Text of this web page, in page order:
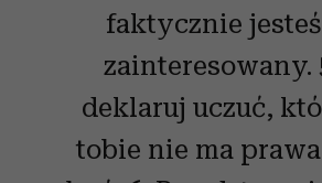
faktycznie
zainteresowany.
deklaruj uczuć,
tobie nie ma